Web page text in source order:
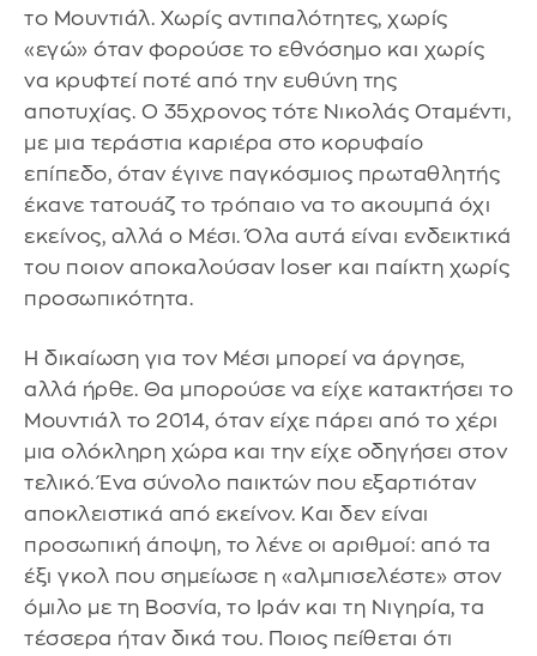
το Μουντιάλ. Χωρίς αντιπαλότητες, χωρίς
«εγώ» όταν φορούσε το εθνόσημο και χωρίς
να κρυφτεί ποτέ από την ευθύνη της
αποτυχίας. Ο 35χρονος τότε Νικολάς Οταμέντι,
με μια τεράστια καριέρα στο κορυφαίο
επίπεδο, όταν έγινε παγκόσμιος πρωταθλητής
έκανε τατουάζ το τρόπαιο να το ακουμπά όχι
εκείνος, αλλά ο Μέσι. Όλα αυτά είναι ενδεικτικά
του ποιον αποκαλούσαν loser και παίκτη χωρίς
προσωπικότητα.
Η δικαίωση για τον Μέσι μπορεί να άργησε,
αλλά ήρθε. Θα μπορούσε να είχε κατακτήσει το
Μουντιάλ το 2014, όταν είχε πάρει από το χέρι
μια ολόκληρη χώρα και την είχε οδηγήσει στον
τελικό. Ένα σύνολο παικτών που εξαρτιόταν
αποκλειστικά από εκείνον. Και δεν είναι
προσωπική άποψη, το λένε οι αριθμοί: από τα
έξι γκολ που σημείωσε η «αλμπισελέστε» στον
όμιλο με τη Βοσνία, το Ιράν και τη Νιγηρία, τα
τέσσερα ήταν δικά του. Ποιος πείθεται ότι